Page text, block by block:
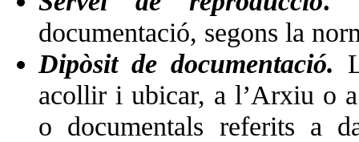
documentació, segons la
Dipòsit de documentació.
acollir i ubicar, a l’Arxiu o
o documentals referits a